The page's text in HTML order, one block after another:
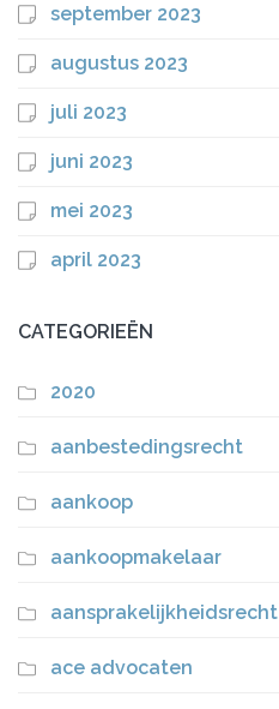
september 2023
augustus 2023
juli 2023
juni 2023
mei 2023
april 2023
CATEGORIEËN
2020
aanbestedingsrecht
aankoop
aankoopmakelaar
aansprakelijkheidsrecht
ace advocaten